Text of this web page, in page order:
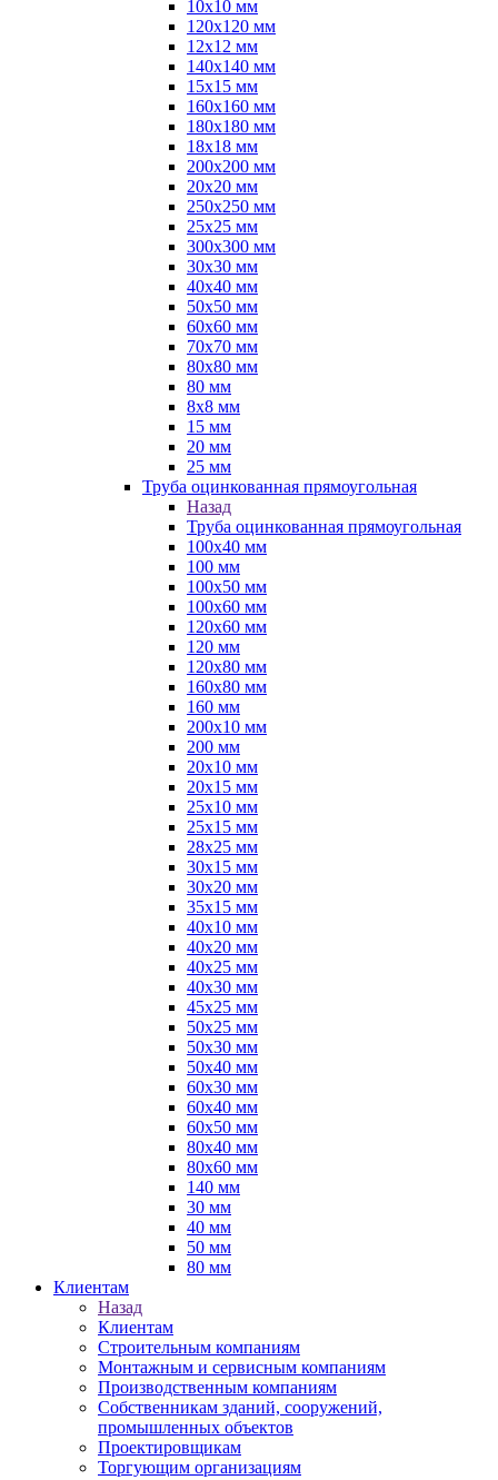
10х10 мм
120х120 мм
12х12 мм
140х140 мм
15х15 мм
160х160 мм
180х180 мм
18х18 мм
200х200 мм
20х20 мм
250х250 мм
25х25 мм
300х300 мм
30х30 мм
40х40 мм
50х50 мм
60х60 мм
70х70 мм
80х80 мм
80 мм
8х8 мм
15 мм
20 мм
25 мм
Труба оцинкованная прямоугольная
Назад
Труба оцинкованная прямоугольная
100х40 мм
100 мм
100х50 мм
100х60 мм
120х60 мм
120 мм
120х80 мм
160х80 мм
160 мм
200х10 мм
200 мм
20х10 мм
20х15 мм
25х10 мм
25х15 мм
28х25 мм
30х15 мм
30х20 мм
35х15 мм
40х10 мм
40х20 мм
40х25 мм
40х30 мм
45х25 мм
50х25 мм
50х30 мм
50х40 мм
60х30 мм
60х40 мм
60х50 мм
80х40 мм
80х60 мм
140 мм
30 мм
40 мм
50 мм
80 мм
Клиентам
Назад
Клиентам
Строительным компаниям
Монтажным и сервисным компаниям
Производственным компаниям
Собственникам зданий, сооружений,
промышленных объектов
Проектировщикам
Торгующим организациям